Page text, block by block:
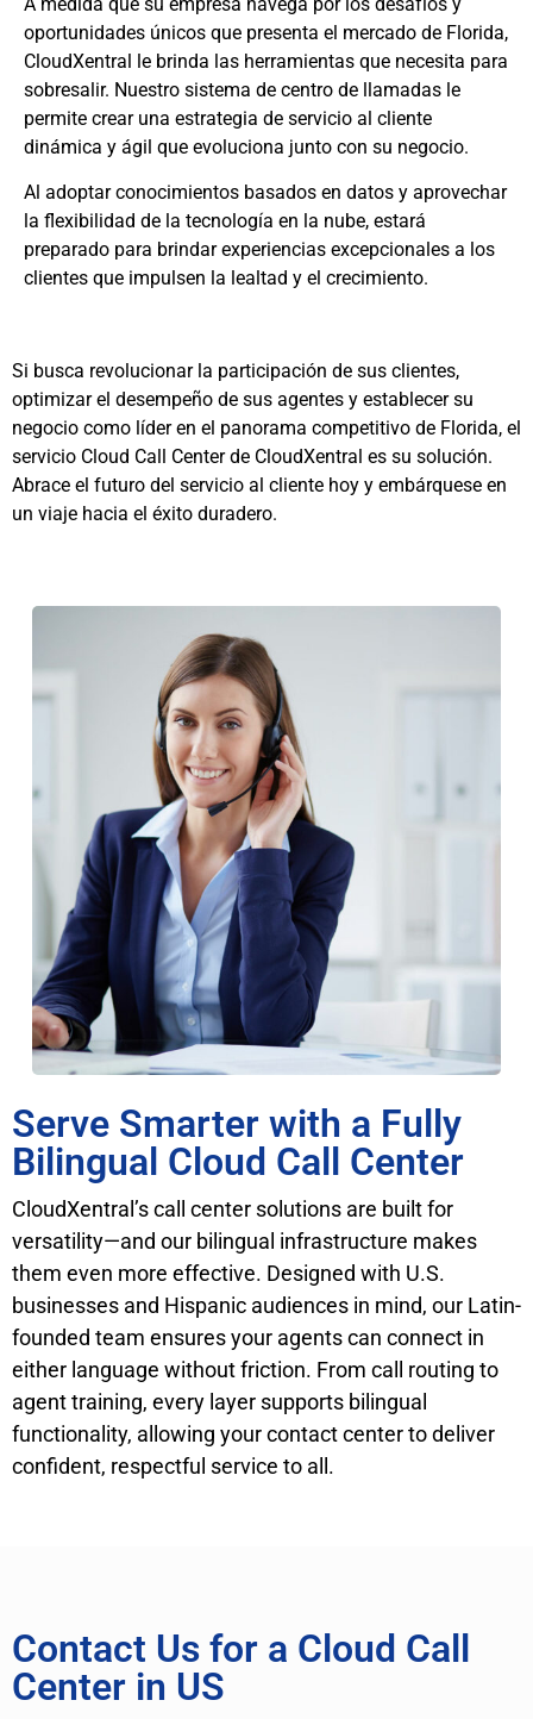
oportunidades únicos que presenta el mercado de Florida,
CloudXentral le brinda las herramientas que necesita para
sobresalir. Nuestro sistema de centro de llamadas le
permite crear una estrategia de servicio al cliente
dinámica y ágil que evoluciona junto con su negocio.
Al adoptar conocimientos basados ​​en datos y aprovechar
la flexibilidad de la tecnología en la nube, estará
preparado para brindar experiencias excepcionales a los
clientes que impulsen la lealtad y el crecimiento.
Si busca revolucionar la participación de sus clientes,
optimizar el desempeño de sus agentes y establecer su
negocio como líder en el panorama competitivo de Florida, el
servicio Cloud Call Center de CloudXentral es su solución.
Abrace el futuro del servicio al cliente hoy y embárquese en
un viaje hacia el éxito duradero.
Serve Smarter with a Fully
Bilingual Cloud Call Center
CloudXentral’s call center solutions are built for
versatility—and our bilingual infrastructure makes
them even more effective. Designed with U.S.
businesses and Hispanic audiences in mind, our Latin-
founded team ensures your agents can connect in
either language without friction. From call routing to
agent training, every layer supports bilingual
functionality, allowing your contact center to deliver
confident, respectful service to all.
Contact Us for a Cloud Call
Center in US